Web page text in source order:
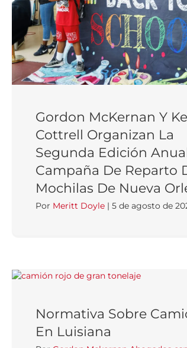
Gordon McKernan Y
Cottrell Organizan La
Segunda Edición
Campaña De Reparto
Mochilas De Nueva
Por Meritt Doyle | 5 de agosto de
Normativa Sobre
En Luisiana